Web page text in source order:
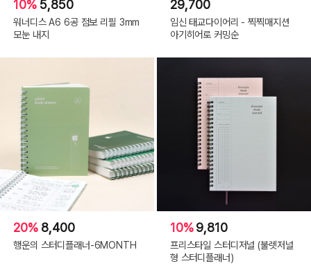
10% 5,850
워너디스 A6 6공 점보 리필 3mm
모눈 내지
29,700
임신 태교다이어리 - 찍찍매지션
아기히어로 커밍순
20% 8,400
행운의 스터디플래너-6MONTH
10%9,810
프리스타일 스터디저널 (불렛저널
형 스터디플래너)